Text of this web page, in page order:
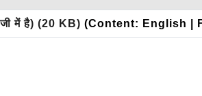
में है) (20 KB) (Content: English |